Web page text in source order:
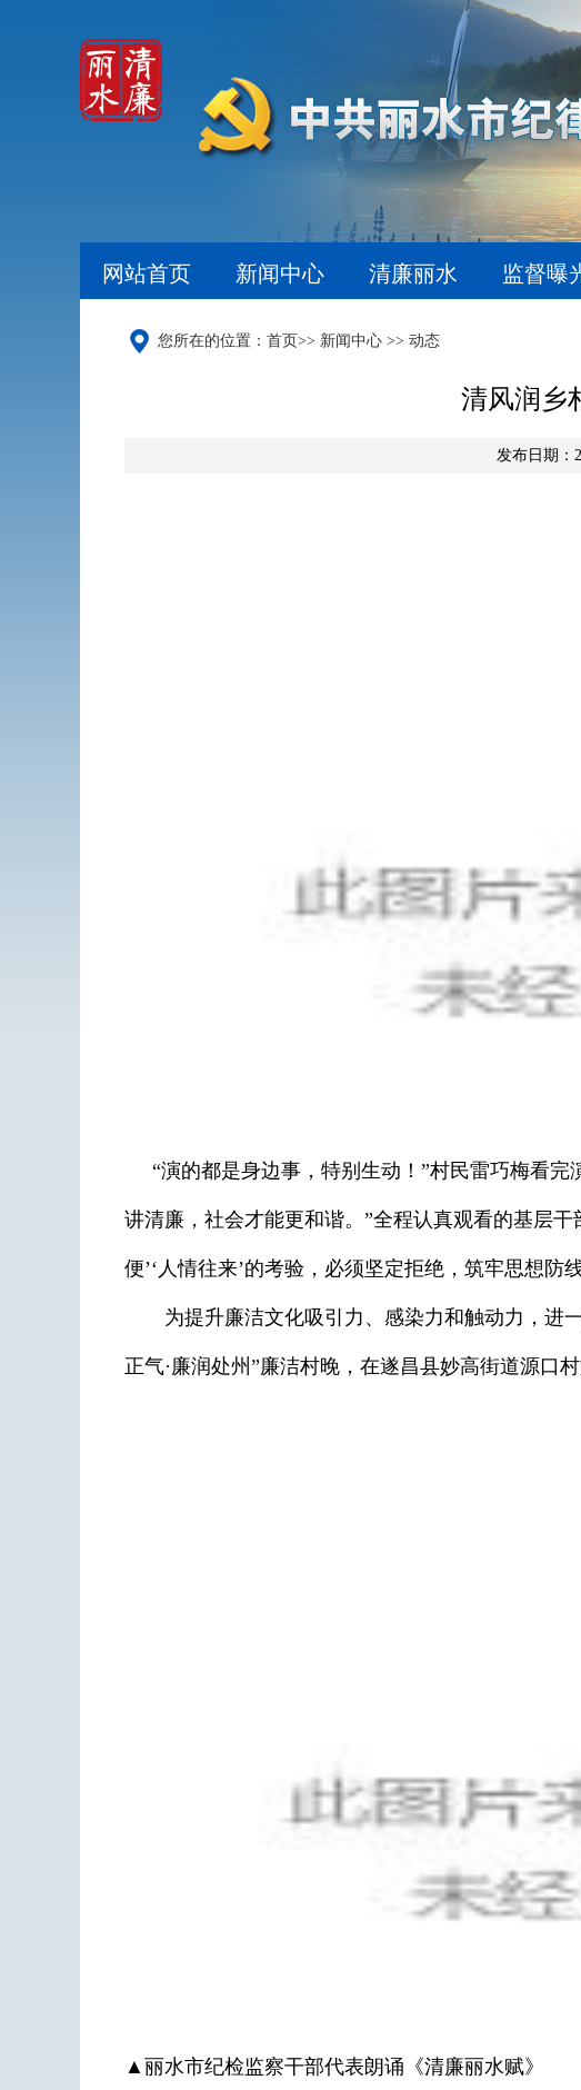
网站首页 新闻中心 清廉丽水 监督曝
您所在的位置： 首页>> 新闻中心 >> 动态
清风润乡
发布日期：
“演的都是身边事，特别生动！”村民雷巧梅看完
讲清廉，社会才能更和谐。”全程认真观看的基层
便’‘人情往来’的考验，必须坚定拒绝，筑牢思想防
为提升廉洁文化吸引力、感染力和触动力，进一
正气·廉润处州”廉洁村晚，在遂昌县妙高街道源口
▲丽水市纪检监察干部代表朗诵《清廉丽水赋》